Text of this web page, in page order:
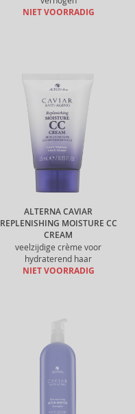
NIET VOORRADIG
ALTERNA CAVIAR
REPLENISHING MOISTURE CC
CREAM
veelzijdige crème voor
hydraterend haar
NIET VOORRADIG